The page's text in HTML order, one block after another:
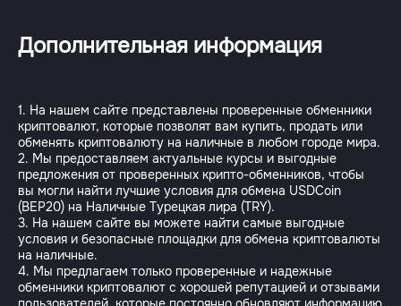
Дополнительная информация
1. На нашем сайте представлены проверенные обменники
криптовалют, которые позволят вам купить, продать или
обменять криптовалюту на наличные в любом городе мира.
2. Мы предоставляем актуальные курсы и выгодные
предложения от проверенных крипто-обменников, чтобы
вы могли найти лучшие условия для обмена USDCoin
(BEP20) на Наличные Турецкая лира (TRY).
3. На нашем сайте вы можете найти самые выгодные
условия и безопасные площадки для обмена криптовалюты
на наличные.
4. Мы предлагаем только проверенные и надежные
обменники криптовалют с хорошей репутацией и отзывами